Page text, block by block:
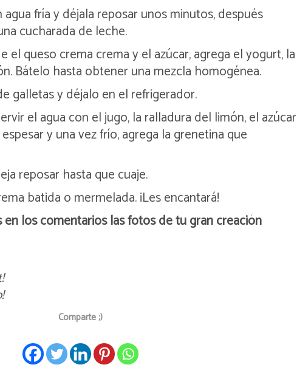
fría y déjala reposar unos minutos, después
cucharada de leche.
el queso crema crema y el azúcar, agrega el yogurt, la
Bátelo hasta obtener una mezcla homogénea.
galletas y déjalo en el refrigerador.
el agua con el jugo, la ralladura del limón, el azúcar
y una vez frío, agrega la grenetina que
reposar hasta que cuaje.
batida o mermelada. ¡Les encantará!
los comentarios las fotos de tu gran creación
Comparte ;)